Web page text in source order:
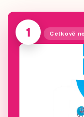
1
Celkově